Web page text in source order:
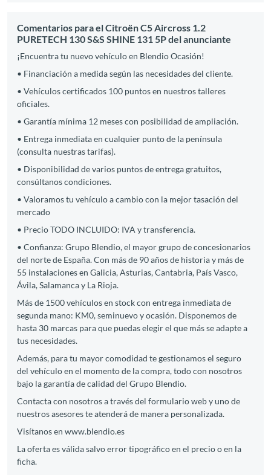
Comentarios para el Citroën C5 Aircross 1.2
PURETECH 130 S&S SHINE 131 5P del anunciante
¡Encuentra tu nuevo vehículo en Blendio Ocasión!
• Financiación a medida según las necesidades del cliente.
• Vehículos certificados 100 puntos en nuestros talleres
oficiales.
• Garantía mínima 12 meses con posibilidad de ampliación.
• Entrega inmediata en cualquier punto de la península
(consulta nuestras tarifas).
• Disponibilidad de varios puntos de entrega gratuitos,
consúltanos condiciones.
• Valoramos tu vehículo a cambio con la mejor tasación del
mercado
• Precio TODO INCLUIDO: IVA y transferencia.
• Confianza: Grupo Blendio, el mayor grupo de concesionarios
del norte de España. Con más de 90 años de historia y más de
55 instalaciones en Galicia, Asturias, Cantabria, País Vasco,
Ávila, Salamanca y La Rioja.
Más de 1500 vehículos en stock con entrega inmediata de
segunda mano: KM0, seminuevo y ocasión. Disponemos de
hasta 30 marcas para que puedas elegir el que más se adapte a
tus necesidades.
Además, para tu mayor comodidad te gestionamos el seguro
del vehículo en el momento de la compra, todo con nosotros
bajo la garantía de calidad del Grupo Blendio.
Contacta con nosotros a través del formulario web y uno de
nuestros asesores te atenderá de manera personalizada.
Visítanos en www.blendio.es
La oferta es válida salvo error tipográfico en el precio o en la
ficha.